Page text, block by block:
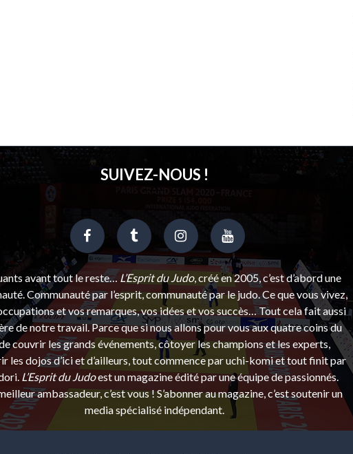
SUIVEZ-NOUS !
avant tout le reste… L’Esprit du Judo, créé en 2005, c’est d’abord une
Communauté par l’esprit, communauté par le judo. Ce que vous vivez,
et vos remarques, vos idées et vos succès… Tout cela fait aussi
de notre travail. Parce que si nous allons pour vous aux quatre coins du
couvrir les grands événements, côtoyer les champions et les experts,
les dojos d’ici et d’ailleurs, tout commence par uchi-komi et tout finit par
L’Esprit du Judoest un magazine édité par une équipe de passionnés.
ambassadeur, c’est vous ! S’abonner au magazine, c’est soutenir un
media spécialisé indépendant.